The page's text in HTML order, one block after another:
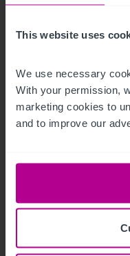
This website uses
We use necessary
With your permission,
marketing cookies to
and to improve our
Investitionen und